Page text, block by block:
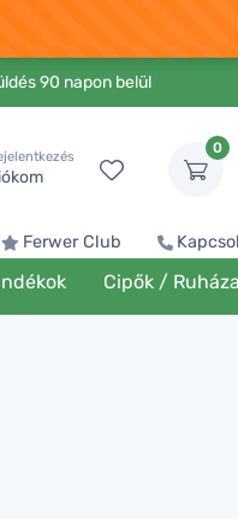
90 napon belül
0
Ferwer Club
Cipők /